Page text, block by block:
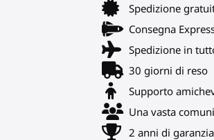
Spedizione
Consegna
Spedizione in
30 giorni di reso
Supporto
Una vasta
2 anni di garanzia